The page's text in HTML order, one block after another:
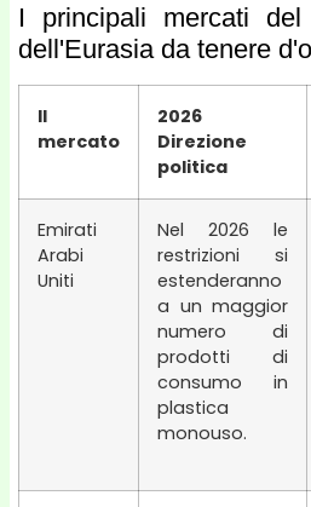
I principali mercati
dell'Eurasia da tenere
Il
mercato
2026
Direzione
politica
Emirati
Arabi
Uniti
Nel 2026 le
restrizioni si
estenderanno
a un maggior
numero di
prodotti di
consumo in
plastica
monouso.